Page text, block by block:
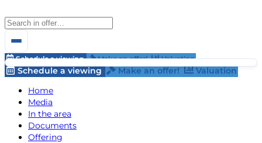
Schedule a viewing Make an offer! Valuation
Schedule a viewing Make an offer!
Valuation
Home
Media
In the area
Documents
Offering